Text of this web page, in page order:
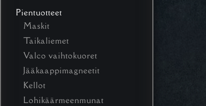
Pientuotteet
Maskit
Taikaliemet
Valco vaihtokuoret
Jääkaappimagneetit
Kellot
Lohikäärmeenmunat